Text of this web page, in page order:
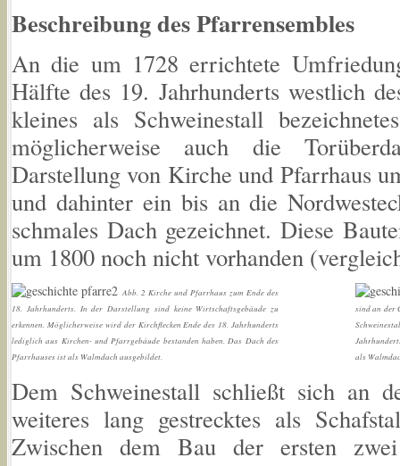
Beschreibung des Pfarrensembles
An die um 1728 errichtete
Hälfte des 19. Jahrhunderts westlich
kleines als Schweinestall
möglicherweise auch die
Darstellung von Kirche und Pfarrhaus
und dahinter ein bis an die
schmales Dach gezeichnet. Diese
um 1800 noch nicht vorhanden
Abb. 2 Kirche und Pfarrhaus zum Ende des
18. Jahrhunderts. In der Darstellung sind keine Wirtschaftsgebäude zu
erkennen. Möglicherweise wird der Kirchflecken Ende des 18. Jahrhunderts
lediglich aus Kirchen- und Pfarrgebäude bestanden haben. Das Dach des
Pfarrhauses ist als Walmdach ausgebildet.
sind an der
als
Dem Schweinestall schließt sich an
weiteres lang gestrecktes als
Zwischen dem Bau der ersten